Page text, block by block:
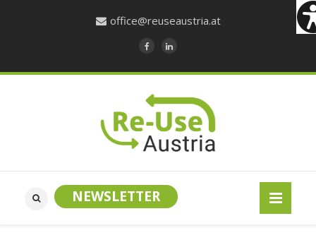
office@reuseaustria.at
NEWSLETTER